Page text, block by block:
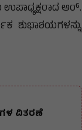
ಆರ್.
ಶುಭಾಶಯಗಳನ್ನು
ವಿತರಣೆ